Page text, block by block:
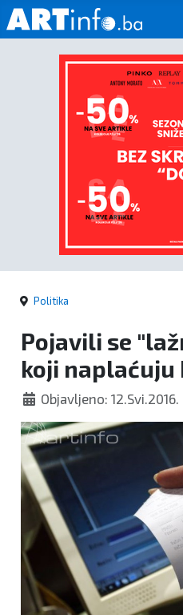
Početna
Vijesti
Kultura
Crna
kronika
Politika
Zanimljivosti
Politika
Pojavili se
koji naplaćuju
Objavljeno: 12.Svi.2016.